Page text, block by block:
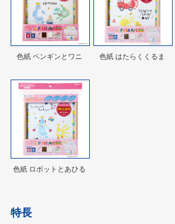
色紙 ペンギンとワニ 色紙 はたらくくるま
色紙 ロボットとあひる
特長